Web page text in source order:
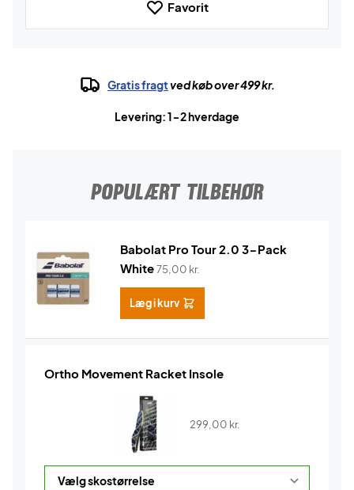
Favorit
Gratis fragtved køb over 499 kr.
Levering: 1-2 hverdage
POPULÆRT TILBEHØR
Babolat Pro Tour 2.0 3-Pack
White75,00 kr.
Læg i kurv
Ortho Movement Racket Insole
299,00 kr.